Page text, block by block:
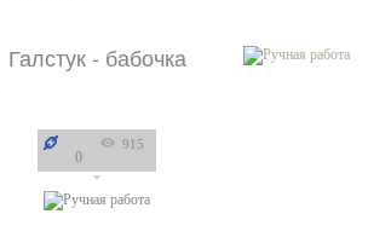
Галстук - бабочка
0
915